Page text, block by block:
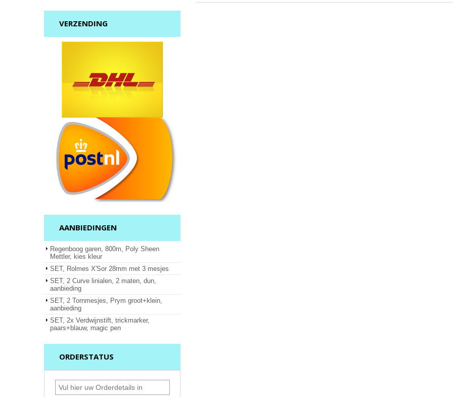
VERZENDING
AANBIEDINGEN
Regenboog garen, 800m, Poly Sheen
Mettler, kies kleur
SET, Rolmes X'Sor 28mm met 3 mesjes
SET, 2 Curve linialen, 2 maten, dun,
aanbieding
SET, 2 Tornmesjes, Prym groot+klein,
aanbieding
SET, 2x Verdwijnstift, trickmarker,
paars+blauw, magic pen
ORDERSTATUS